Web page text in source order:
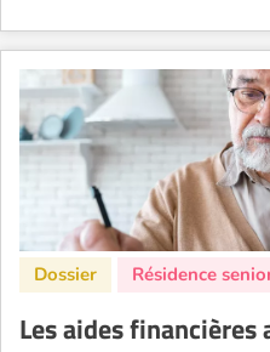
Les aides financières